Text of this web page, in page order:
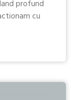
profund
cu